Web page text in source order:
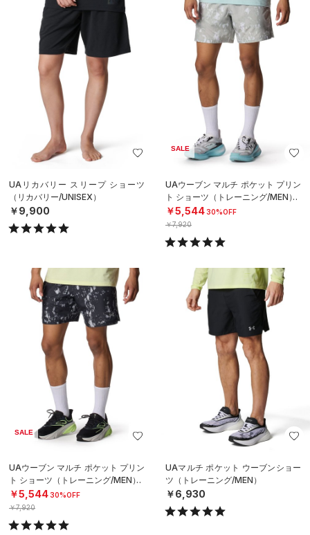
UAリカバリー スリープ ショーツ
（リカバリー/UNISEX）
￥9,900
SALE
UAウーブン マルチ ポケット プリン
ト ショーツ（トレーニング/MEN）
￥5,54430%OFF
￥7,920
SALE
UAウーブン マルチ ポケット プリン
ト ショーツ（トレーニング/MEN）
￥5,54430%OFF
￥7,920
UAマルチ ポケット ウーブンショー
ツ（トレーニング/MEN）
￥6,930